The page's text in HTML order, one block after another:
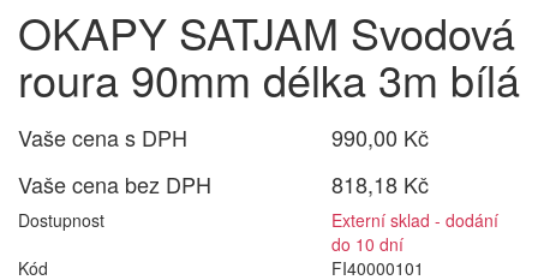
OKAPY SATJAM Svodová
roura 90mm délka 3m bílá
Vaše cena s DPH
990,00 Kč
Vaše cena bez DPH
818,18 Kč
Dostupnost
Externí sklad - dodání
do 10 dní
Kód
FI40000101